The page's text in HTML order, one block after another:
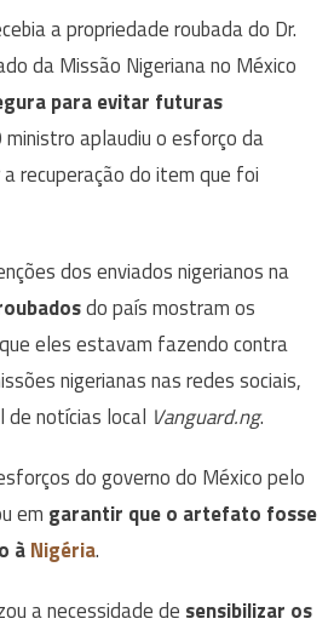
a propriedade roubada do Dr.
da Missão Nigeriana no México
para evitar futuras
ministro aplaudiu o esforço da
recuperação do item que foi
dos enviados nigerianos na
do país mostram os
eles estavam fazendo contra
nigerianas nas redes sociais,
notícias local Vanguard.ng.
do governo do México pelo
em garantir que o artefato fosse
àNigéria.
a necessidade de sensibilizar os